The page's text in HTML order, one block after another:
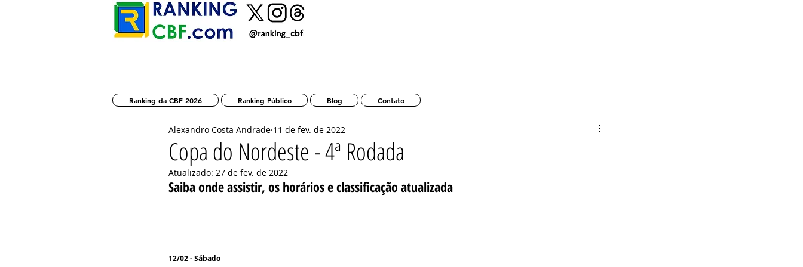
Ranking da CBF 2026 Ranking Público Blog Contato
Copa do Nordeste - 4ª Rodada
Alexandro Costa Andrade 11 de fev. de 2022
Atualizado: 27 de fev. de 2022
Saiba onde assistir, os horários e classificação atualizada
12/02 - Sábado